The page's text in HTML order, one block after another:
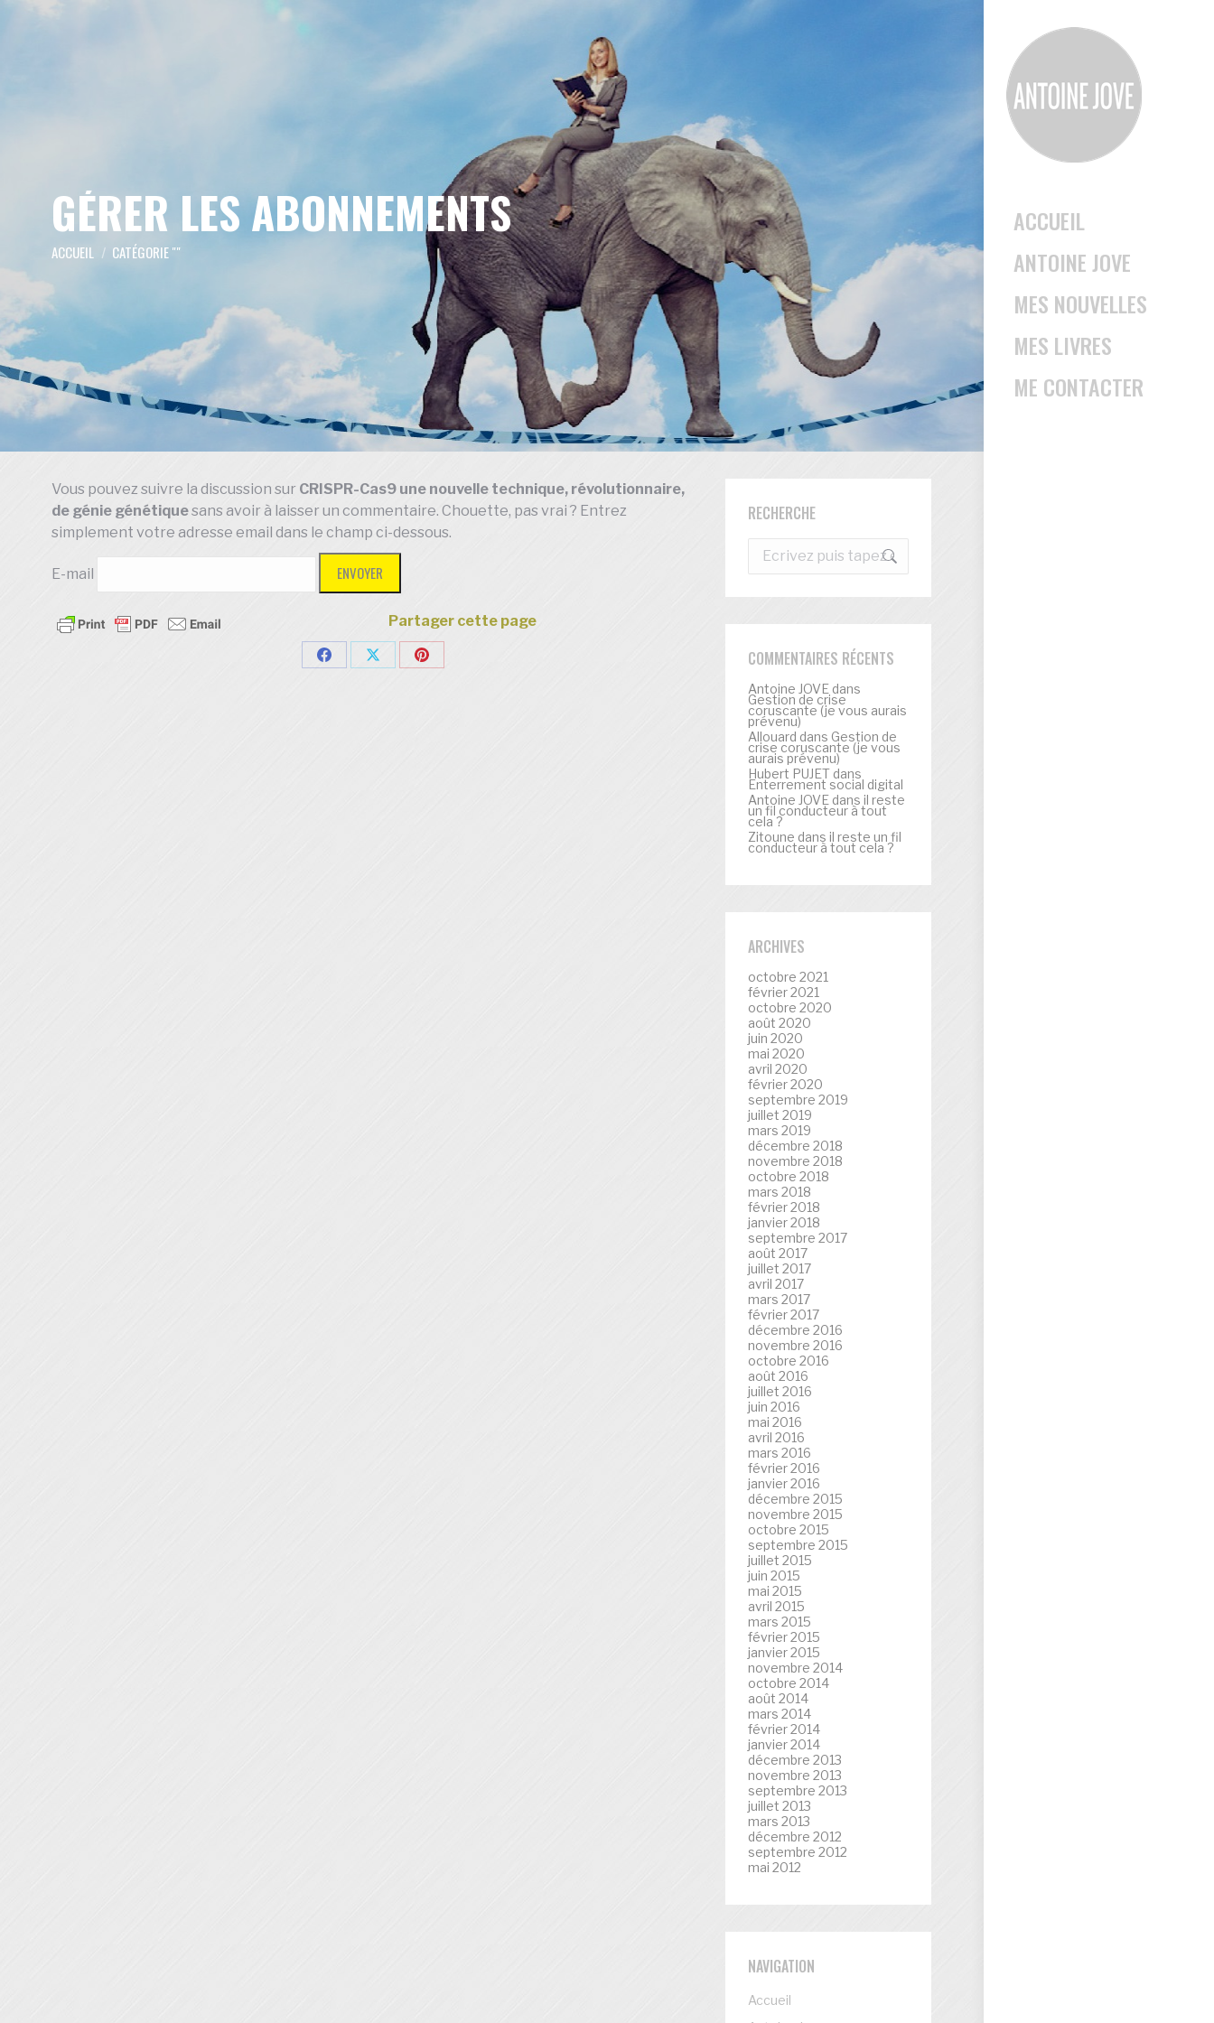
ACCUEIL
ANTOINE JOVE
MES NOUVELLES
MES LIVRES
ME CONTACTER
GÉRER LES ABONNEMENTS
Vous êtes ici :
ACCUEIL CATÉGORIE ""
Vous pouvez suivre la discussion sur CRISPR-Cas9 une nouvelle technique, révolutionnaire,
de génie génétiquesans avoir à laisser un commentaire. Chouette, pas vrai ? Entrez
simplement votre adresse email dans le champ ci-dessous.
E-mail
Partager cette page
PartagerPartagerPartager
RECHERCHE
Recherche
COMMENTAIRES RÉCENTS
Antoine JOVEdans
Gestion de crise
coruscante (je vous aurais
prévenu)
Allouard dans Gestion de
crise coruscante (je vous
aurais prévenu)
Hubert PUJETdans
Enterrement social digital
Antoine JOVEdans il reste
un fil conducteur à tout
cela ?
Zitoune dans il reste un fil
conducteur à tout cela ?
ARCHIVES
octobre 2021
février 2021
octobre 2020
août 2020
juin 2020
mai 2020
avril 2020
février 2020
septembre 2019
juillet 2019
mars 2019
décembre 2018
novembre 2018
octobre 2018
mars 2018
février 2018
janvier 2018
septembre 2017
août 2017
juillet 2017
avril 2017
mars 2017
février 2017
décembre 2016
novembre 2016
octobre 2016
août 2016
juillet 2016
juin 2016
mai 2016
avril 2016
mars 2016
février 2016
janvier 2016
décembre 2015
novembre 2015
octobre 2015
septembre 2015
juillet 2015
juin 2015
mai 2015
avril 2015
mars 2015
février 2015
janvier 2015
novembre 2014
octobre 2014
août 2014
mars 2014
février 2014
janvier 2014
décembre 2013
novembre 2013
septembre 2013
juillet 2013
mars 2013
décembre 2012
septembre 2012
mai 2012
NAVIGATION
Accueil